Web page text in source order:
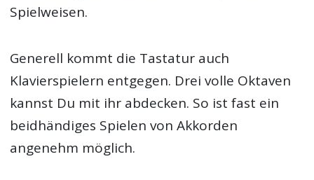
Spielweisen.
Generell kommt die Tastatur auch
Klavierspielern entgegen. Drei volle Oktaven
kannst Du mit ihr abdecken. So ist fast ein
beidhändiges Spielen von Akkorden
angenehm möglich.